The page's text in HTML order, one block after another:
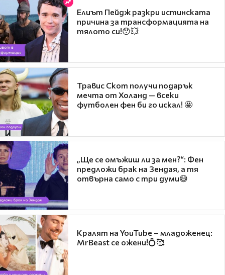
Елиът Пейдж разкри истинската
причина за трансформацията на
тялото си!😯💥
Травис Скот получи подарък
мечта от Холанд — всеки
футболен фен би го искал! 🤩
„Ще се омъжиш ли за мен?“: Фен
предложи брак на Зендая, а тя
отвърна само с три думи😅
Кралят на YouTube – младоженец:
MrBeast се ожени!💍🥰